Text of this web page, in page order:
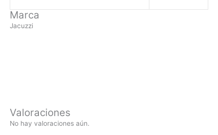
Marca
Jacuzzi
Valoraciones
No hay valoraciones aún.